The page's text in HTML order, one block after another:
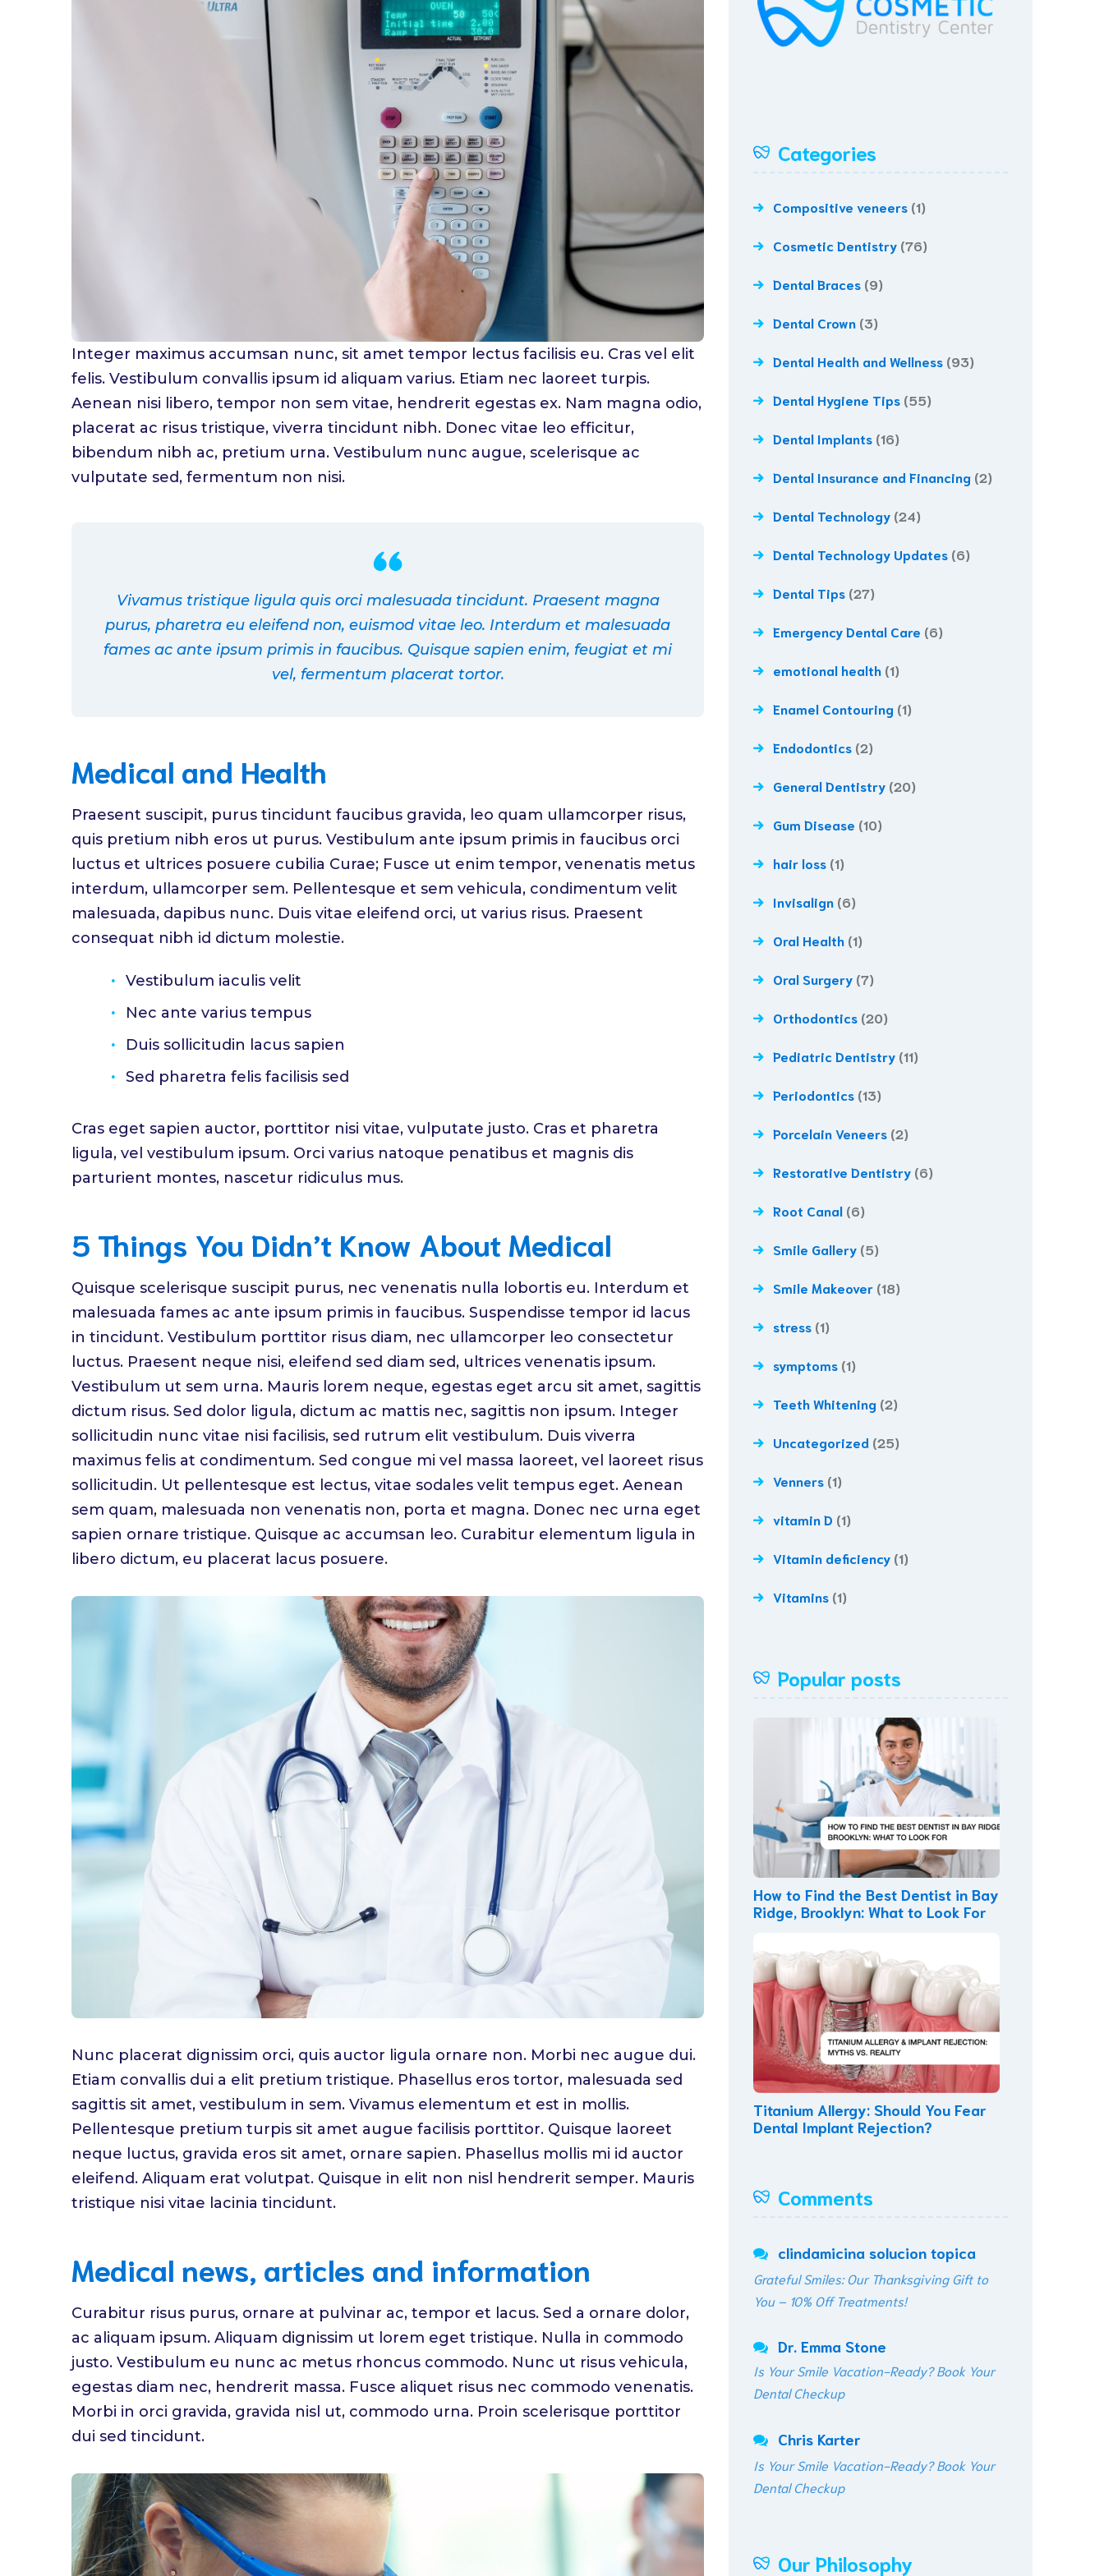
Wisdom Teeth
Integer maximus accumsan nunc, sit amet tempor lectus facilisis eu. Cras vel elit
felis. Vestibulum convallis ipsum id aliquam varius. Etiam nec laoreet turpis.
Aenean nisi libero, tempor non sem vitae, hendrerit egestas ex. Nam magna odio,
placerat ac risus tristique, viverra tincidunt nibh. Donec vitae leo efficitur,
bibendum nibh ac, pretium urna. Vestibulum nunc augue, scelerisque ac
vulputate sed, fermentum non nisi.
Vivamus tristique ligula quis orci malesuada tincidunt. Praesent magna
purus, pharetra eu eleifend non, euismod vitae leo. Interdum et malesuada
fames ac ante ipsum primis in faucibus. Quisque sapien enim, feugiat et mi
vel, fermentum placerat tortor.
Medical and Health
Praesent suscipit, purus tincidunt faucibus gravida, leo quam ullamcorper risus,
quis pretium nibh eros ut purus. Vestibulum ante ipsum primis in faucibus orci
luctus et ultrices posuere cubilia Curae; Fusce ut enim tempor, venenatis metus
interdum, ullamcorper sem. Pellentesque et sem vehicula, condimentum velit
malesuada, dapibus nunc. Duis vitae eleifend orci, ut varius risus. Praesent
consequat nibh id dictum molestie.
Vestibulum iaculis velit
Nec ante varius tempus
Duis sollicitudin lacus sapien
Sed pharetra felis facilisis sed
Cras eget sapien auctor, porttitor nisi vitae, vulputate justo. Cras et pharetra
ligula, vel vestibulum ipsum. Orci varius natoque penatibus et magnis dis
parturient montes, nascetur ridiculus mus.
5 Things You Didn’t Know About Medical
Quisque scelerisque suscipit purus, nec venenatis nulla lobortis eu. Interdum et
malesuada fames ac ante ipsum primis in faucibus. Suspendisse tempor id lacus
in tincidunt. Vestibulum porttitor risus diam, nec ullamcorper leo consectetur
luctus. Praesent neque nisi, eleifend sed diam sed, ultrices venenatis ipsum.
Vestibulum ut sem urna. Mauris lorem neque, egestas eget arcu sit amet, sagittis
dictum risus. Sed dolor ligula, dictum ac mattis nec, sagittis non ipsum. Integer
sollicitudin nunc vitae nisi facilisis, sed rutrum elit vestibulum. Duis viverra
maximus felis at condimentum. Sed congue mi vel massa laoreet, vel laoreet risus
sollicitudin. Ut pellentesque est lectus, vitae sodales velit tempus eget. Aenean
sem quam, malesuada non venenatis non, porta et magna. Donec nec urna eget
sapien ornare tristique. Quisque ac accumsan leo. Curabitur elementum ligula in
libero dictum, eu placerat lacus posuere.
Nunc placerat dignissim orci, quis auctor ligula ornare non. Morbi nec augue dui.
Etiam convallis dui a elit pretium tristique. Phasellus eros tortor, malesuada sed
sagittis sit amet, vestibulum in sem. Vivamus elementum et est in mollis.
Pellentesque pretium turpis sit amet augue facilisis porttitor. Quisque laoreet
neque luctus, gravida eros sit amet, ornare sapien. Phasellus mollis mi id auctor
eleifend. Aliquam erat volutpat. Quisque in elit non nisl hendrerit semper. Mauris
tristique nisi vitae lacinia tincidunt.
Medical news, articles and information
Curabitur risus purus, ornare at pulvinar ac, tempor et lacus. Sed a ornare dolor,
ac aliquam ipsum. Aliquam dignissim ut lorem eget tristique. Nulla in commodo
justo. Vestibulum eu nunc ac metus rhoncus commodo. Nunc ut risus vehicula,
egestas diam nec, hendrerit massa. Fusce aliquet risus nec commodo venenatis.
Morbi in orci gravida, gravida nisl ut, commodo urna. Proin scelerisque porttitor
dui sed tincidunt.
Categories
Compositive veneers (1)
Cosmetic Dentistry (76)
Dental Braces (9)
Dental Crown (3)
Dental Health and Wellness (93)
Dental Hygiene Tips (55)
Dental Implants (16)
Dental Insurance and Financing (2)
Dental Technology (24)
Dental Technology Updates (6)
Dental Tips (27)
Emergency Dental Care (6)
emotional health (1)
Enamel Contouring (1)
Endodontics (2)
General Dentistry (20)
Gum Disease (10)
hair loss (1)
Invisalign (6)
Oral Health (1)
Oral Surgery (7)
Orthodontics (20)
Pediatric Dentistry (11)
Periodontics (13)
Porcelain Veneers (2)
Restorative Dentistry (6)
Root Canal (6)
Smile Gallery (5)
Smile Makeover (18)
stress (1)
symptoms (1)
Teeth Whitening (2)
Uncategorized (25)
Venners (1)
vitamin D (1)
Vitamin deficiency (1)
Vitamins (1)
Popular posts
How to Find the Best Dentist in Bay
Ridge, Brooklyn: What to Look For
Titanium Allergy: Should You Fear
Dental Implant Rejection?
Comments
clindamicina solucion topica
Grateful Smiles: Our Thanksgiving Gift to
You – 10% Off Treatments!
Dr. Emma Stone
Is Your Smile Vacation-Ready? Book Your
Dental Checkup
Chris Karter
Is Your Smile Vacation-Ready? Book Your
Dental Checkup
Our Philosophy